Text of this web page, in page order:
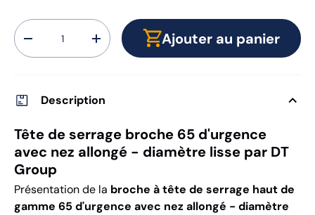
Qté
-
+ Ajouter au panier
Description
Tête de serrage broche 65 d'urgence
avec nez allongé - diamètre lisse par DT
Group
Présentation de la broche à tête de serrage haut de
gamme 65 d'urgence avec nez allongé - diamètre